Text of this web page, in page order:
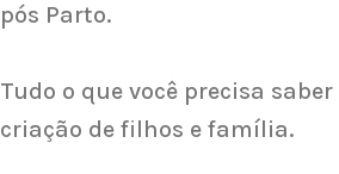
pós Parto.
Tudo o que você precisa
criação de filhos e família.